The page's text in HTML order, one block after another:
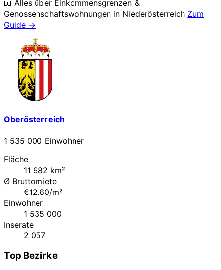
📖 Alles über Einkommensgrenzen &
Genossenschaftswohnungen in Niederösterreich Zum
Guide →
Oberösterreich
1 535 000 Einwohner
Fläche
11 982 km²
Ø Bruttomiete
€12.60/m²
Einwohner
1 535 000
Inserate
2 057
Top Bezirke